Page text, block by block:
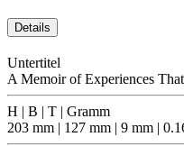
Details
Untertitel
A Memoir of Experiences
H | B | T | Gramm
203 mm | 127 mm | 9 mm |